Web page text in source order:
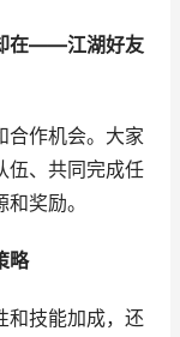
在——江湖好友
合作机会。大家
伍、共同完成任
奖励。
略
和技能加成，还